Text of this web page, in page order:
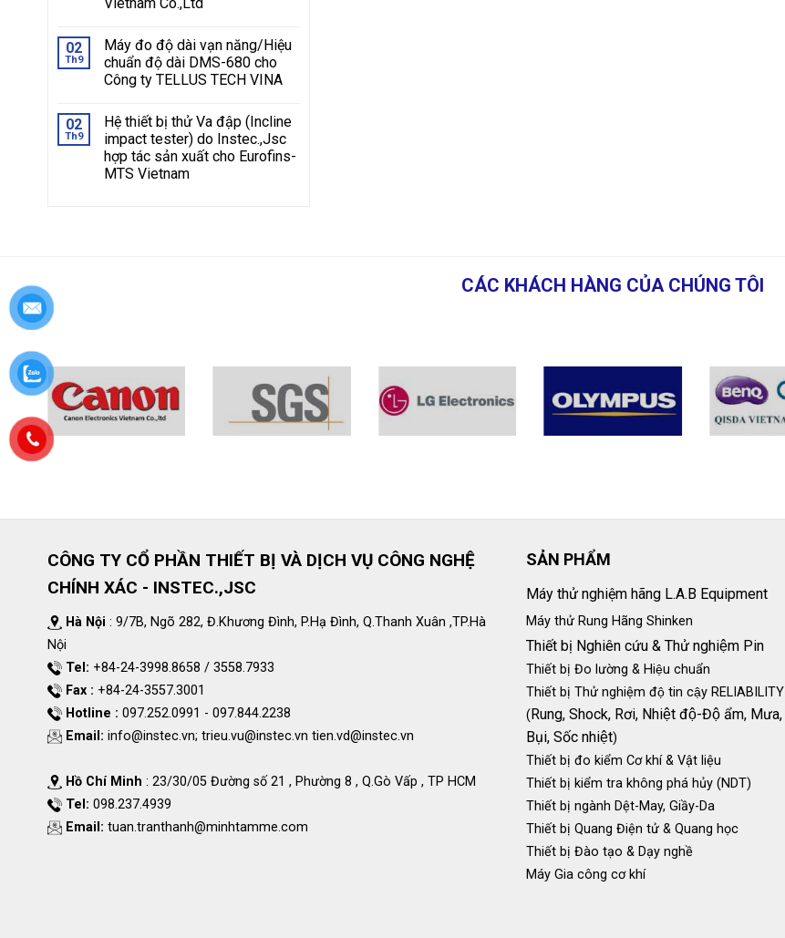
02
Th9
Máy đo độ dài vạn năng/Hiệu
chuẩn độ dài DMS-680 cho
Công ty TELLUS TECH VINA
02
Th9
Hệ thiết bị thử Va đập (Incline
impact tester) do Instec.,Jsc
hợp tác sản xuất cho Eurofins-
MTS Vietnam
CÁC KHÁCH HÀNG CỦA CHÚNG TÔI
CÔNG TY CỔ PHẦN THIẾT BỊ VÀ DỊCH VỤ CÔNG NGHỆ
CHÍNH XÁC - INSTEC.,JSC
Hà Nội : 9/7B, Ngõ 282, Đ.Khương Đình, P.Hạ Đình, Q.Thanh Xuân ,TP.Hà
Nội
Tel: +84-24-3998.8658 / 3558.7933
Fax : +84-24-3557.3001
Hotline : 097.252.0991 - 097.844.2238
Email: info@instec.vn; trieu.vu@instec.vn tien.vd@instec.vn
Hồ Chí Minh : 23/30/05 Đường số 21 , Phường 8 , Q.Gò Vấp , TP HCM
Tel: 098.237.4939
Email: tuan.tranthanh@minhtamme.com
SẢN PHẨM
Máy thử nghiệm hãng L.A.B Equipment
Máy thử Rung Hãng Shinken
Thiết bị Nghiên cứu & Thử nghiệm Pin
Thiết bị Đo lường & Hiệu chuẩn
Thiết bị Thử nghiệm độ tin cậy RELIABILITY
(Rung, Shock, Rơi, Nhiệt độ-Độ ẩm, Mưa,
Bụi, Sốc nhiệt)
Thiết bị đo kiểm Cơ khí & Vật liệu
Thiết bị kiểm tra không phá hủy (NDT)
Thiết bị ngành Dệt-May, Giầy-Da
Thiết bị Quang Điện tử & Quang học
Thiết bị Đào tạo & Dạy nghề
Máy Gia công cơ khí